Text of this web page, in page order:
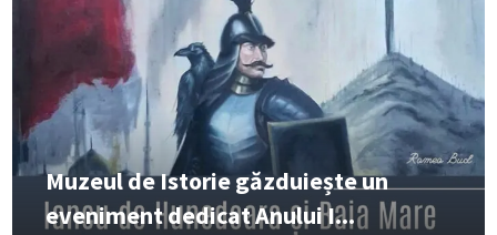
Muzeul de Istorie găzduiește un
eveniment dedicat Anului I...